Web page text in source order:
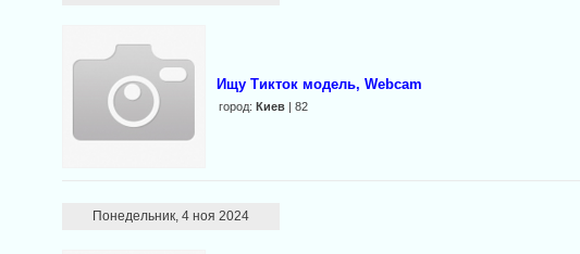
Ищу Тикток модель, Webcam
город:Киев | 82
Понедельник, 4 ноя 2024